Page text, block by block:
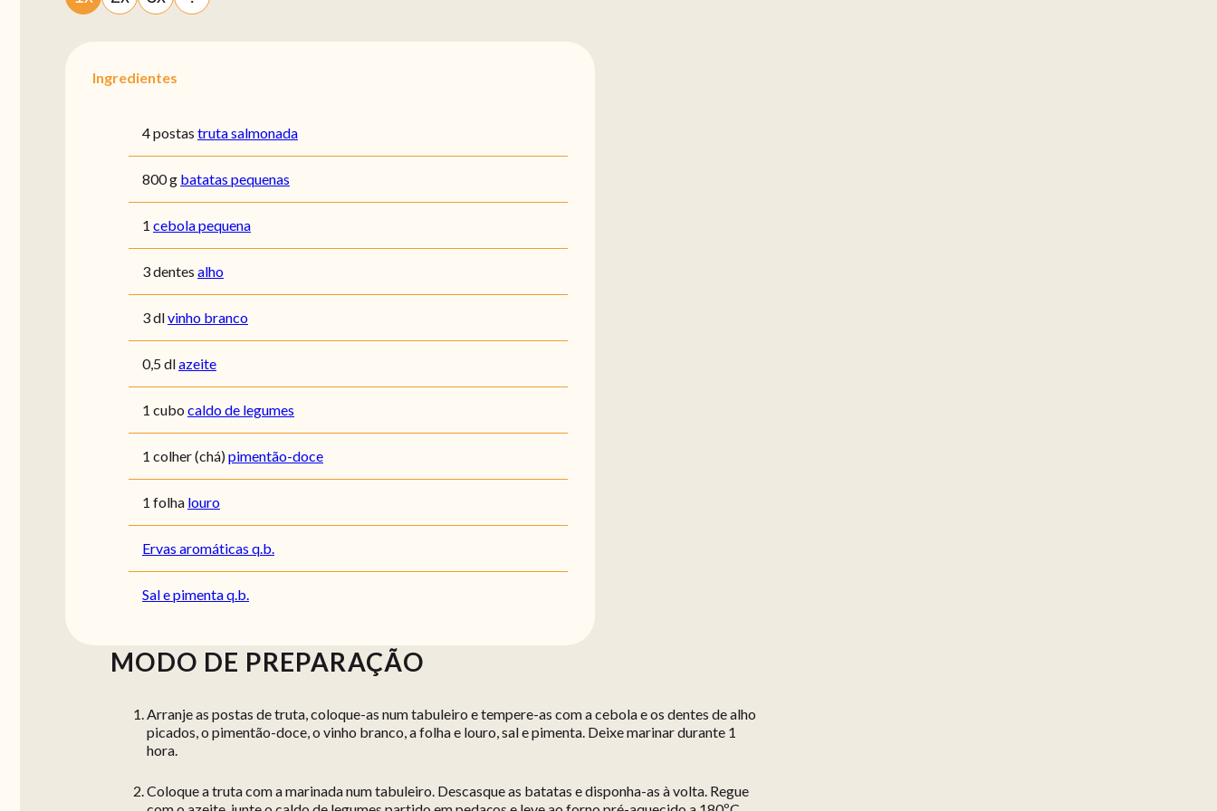
Ingredientes
4 postas truta salmonada
800 g batatas pequenas
1 cebola pequena
3 dentes alho
3 dlvinho branco
0,5 dlazeite
1 cubo caldo de legumes
1 colher (chá)pimentão-doce
1 folha louro
Ervas aromáticas q.b.
Sal e pimenta q.b.
MODO DE PREPARAÇÃO
Arranje as postas de truta, coloque-as num tabuleiro e tempere-as com a cebola e os dentes de alho
picados, o pimentão-doce, o vinho branco, a folha e louro, sal e pimenta. Deixe marinar durante 1
hora.
Coloque a truta com a marinada num tabuleiro. Descasque as batatas e disponha-as à volta. Regue